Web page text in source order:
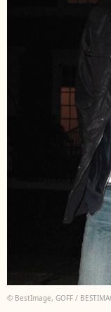
© BestImage, GOFF /